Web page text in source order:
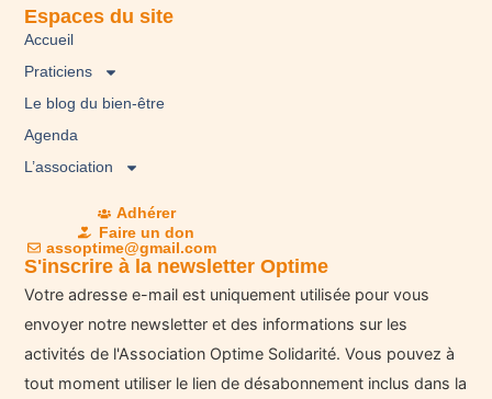
Espaces du site
Accueil
Praticiens
Le blog du bien-être
Agenda
L’association
Adhérer
Faire un don
assoptime@gmail.com
S'inscrire à la newsletter Optime
Votre adresse e-mail est uniquement utilisée pour vous
envoyer notre newsletter et des informations sur les
activités de l'Association Optime Solidarité. Vous pouvez à
tout moment utiliser le lien de désabonnement inclus dans la